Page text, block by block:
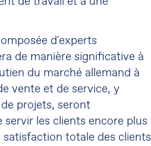
d'experts
de manière significative à
du marché allemand à
vente et de service, y
projets, seront
les clients encore plus
totale des clients